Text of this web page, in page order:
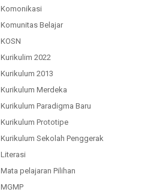
Komonikasi
Komunitas Belajar
KOSN
Kurikulim 2022
Kurikulum 2013
Kurikulum Merdeka
Kurikulum Paradigma Baru
Kurikulum Prototipe
Kurikulum Sekolah Penggerak
Literasi
Mata pelajaran Pilihan
MGMP